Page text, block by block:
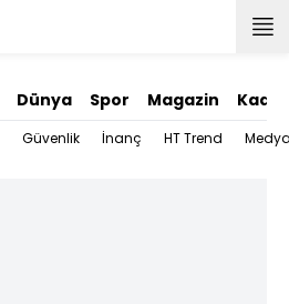
Dünya Spor Magazin Kadın
Güvenlik İnanç HT Trend